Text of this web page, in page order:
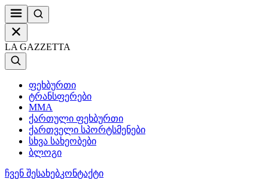
LA GAZZETTA
ფეხბურთი
ტრანსფერები
MMA
ქართული ფეხბურთი
ქართველი სპორტსმენები
სხვა სახეობები
ბლოგი
ჩვენ შესახებკონტაქტი